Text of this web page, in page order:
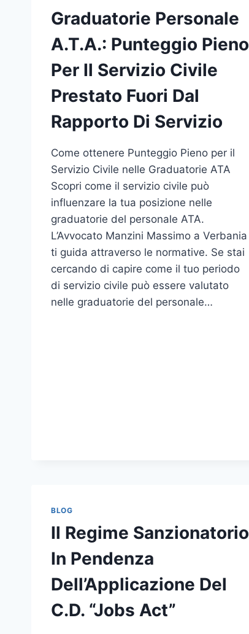
Graduatorie Personale
A.T.A.: Punteggio Pieno
Per Il Servizio Civile
Prestato Fuori Dal
Rapporto Di Servizio
Come ottenere Punteggio Pieno per il
Servizio Civile nelle Graduatorie ATA
Scopri come il servizio civile può
influenzare la tua posizione nelle
graduatorie del personale ATA.
L’Avvocato Manzini Massimo a Verbania
ti guida attraverso le normative. Se stai
cercando di capire come il tuo periodo
di servizio civile può essere valutato
nelle graduatorie del personale…
BLOG
Il Regime Sanzionatorio
In Pendenza
Dell’Applicazione Del
C.D. “Jobs Act”